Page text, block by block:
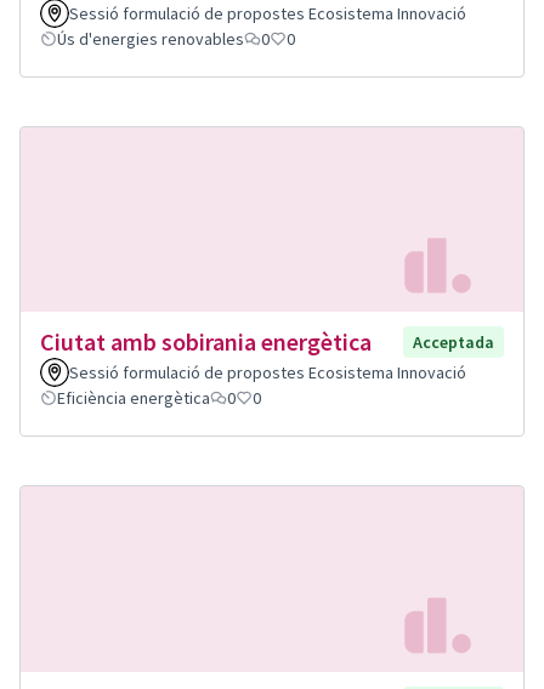
Sessió formulació de propostes Ecosistema Innovació
Ús d'energies renovables
0 0
Ciutat amb sobirania energètica
Acceptada
Sessió formulació de propostes Ecosistema Innovació
Eficiència energètica
0 0